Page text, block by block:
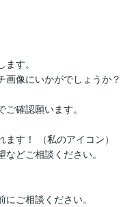
す。
画像にいかがでしょうか？
確認願います。
す！ （私のアイコン）
どご相談ください。
ご相談ください。